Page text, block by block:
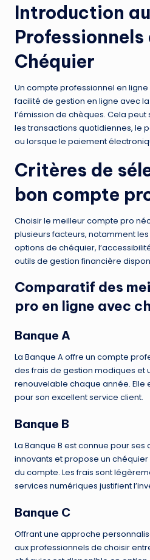
Introduction
Professionnels
Chéquier
Un compte professionnel en
facilité de gestion en ligne avec
l’émission de chèques. Cela
les transactions quotidiennes, le
ou lorsque le paiement
Critères de
bon compte
Choisir le meilleur compte pro
plusieurs facteurs, notamment
options de chéquier,
outils de gestion financière
Comparatif des
pro en ligne avec
Banque A
La Banque A offre un compte
des frais de gestion modiques et
renouvelable chaque année. Elle
pour son excellent service client.
Banque B
La Banque B est connue pour
innovants et propose un
du compte. Les frais sont
services numériques justifient
Banque C
Offrant une approche
aux professionnels de choisir